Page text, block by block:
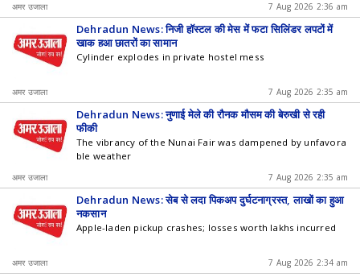
अमर उजाला 7 Aug 2026 2:36 am
Dehradun News: निजी हाॅस्टल की मेस में फटा सिलिंडर लपटों में
खाक हुआ छात्रों का सामान
Cylinder explodes in private hostel mess
अमर उजाला 7 Aug 2026 2:35 am
Dehradun News: नुणाई मेले की रौनक मौसम की बेरुखी से रही
फीकी
The vibrancy of the Nunai Fair was dampened by unfavora
ble weather
अमर उजाला 7 Aug 2026 2:35 am
Dehradun News: सेब से लदा पिकअप दुर्घटनाग्रस्त, लाखों का हुआ
नुकसान
Apple-laden pickup crashes; losses worth lakhs incurred
अमर उजाला 7 Aug 2026 2:34 am